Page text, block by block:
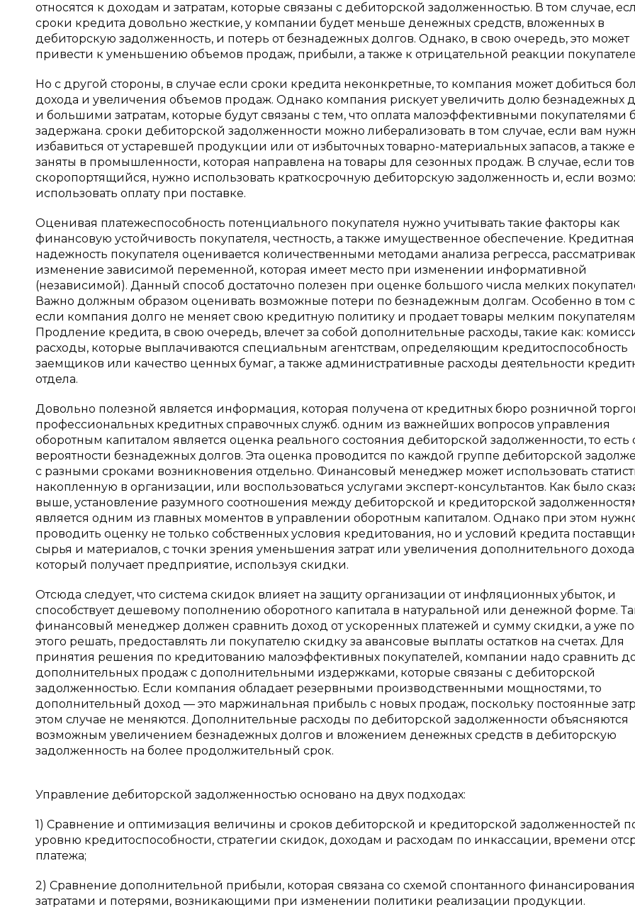
относятся к доходам и затратам, которые связаны с дебиторской задолженностью. В том случае,
сроки кредита довольно жесткие, у компании будет меньше денежных средств, вложенных в
дебиторскую задолженность, и потерь от безнадежных долгов. Однако, в свою очередь, это может
привести к уменьшению объемов продаж, прибыли, а также к отрицательной реакции
Но с другой стороны, в случае если сроки кредита неконкретные, то компания может добиться
дохода и увеличения объемов продаж. Однако компания рискует увеличить долю безнадежных
и большими затратам, которые будут связаны с тем, что оплата малоэффективными покупателями
задержана. сроки дебиторской задолженности можно либерализовать в том случае, если вам
избавиться от устаревшей продукции или от избыточных товарно-материальных запасов, а также
заняты в промышленности, которая направлена на товары для сезонных продаж. В случае, если
скоропортящийся, нужно использовать краткосрочную дебиторскую задолженность и, если
использовать оплату при поставке.
Оценивая платежеспособность потенциального покупателя нужно учитывать такие факторы как
финансовую устойчивость покупателя, честность, а также имущественное обеспечение. Кредитная
надежность покупателя оценивается количественными методами анализа регресса,
изменение зависимой переменной, которая имеет место при изменении информативной
(независимой). Данный способ достаточно полезен при оценке большого числа мелких
Важно должным образом оценивать возможные потери по безнадежным долгам. Особенно в том
если компания долго не меняет свою кредитную политику и продает товары мелким
Продление кредита, в свою очередь, влечет за собой дополнительные расходы, такие как:
расходы, которые выплачиваются специальным агентствам, определяющим кредитоспособность
заемщиков или качество ценных бумаг, а также административные расходы деятельности
отдела.
Довольно полезной является информация, которая получена от кредитных бюро розничной
профессиональных кредитных справочных служб. одним из важнейших вопросов управления
оборотным капиталом является оценка реального состояния дебиторской задолженности, то есть
вероятности безнадежных долгов. Эта оценка проводится по каждой группе дебиторской
с разными сроками возникновения отдельно. Финансовый менеджер может использовать
накопленную в организации, или воспользоваться услугами эксперт-консультантов. Как было
выше, установление разумного соотношения между дебиторской и кредиторской
является одним из главных моментов в управлении оборотным капиталом. Однако при этом
проводить оценку не только собственных условия кредитования, но и условий кредита
сырья и материалов, с точки зрения уменьшения затрат или увеличения дополнительного
который получает предприятие, используя скидки.
Отсюда следует, что система скидок влияет на защиту организации от инфляционных убыток, и
способствует дешевому пополнению оборотного капитала в натуральной или денежной форме.
финансовый менеджер должен сравнить доход от ускоренных платежей и сумму скидки, а уже
этого решать, предоставлять ли покупателю скидку за авансовые выплаты остатков на счетах. Для
принятия решения по кредитованию малоэффективных покупателей, компании надо сравнить
дополнительных продаж с дополнительными издержками, которые связаны с дебиторской
задолженностью. Если компания обладает резервными производственными мощностями, то
дополнительный доход — это маржинальная прибыль с новых продаж, поскольку постоянные
этом случае не меняются. Дополнительные расходы по дебиторской задолженности объясняются
возможным увеличением безнадежных долгов и вложением денежных средств в дебиторскую
задолженность на более продолжительный срок.
Управление дебиторской задолженностью основано на двух подходах:
1) Сравнение и оптимизация величины и сроков дебиторской и кредиторской задолженностей
уровню кредитоспособности, стратегии скидок, доходам и расходам по инкассации, времени
платежа;
2) Сравнение дополнительной прибыли, которая связана со схемой спонтанного
затратами и потерями, возникающими при изменении политики реализации продукции.